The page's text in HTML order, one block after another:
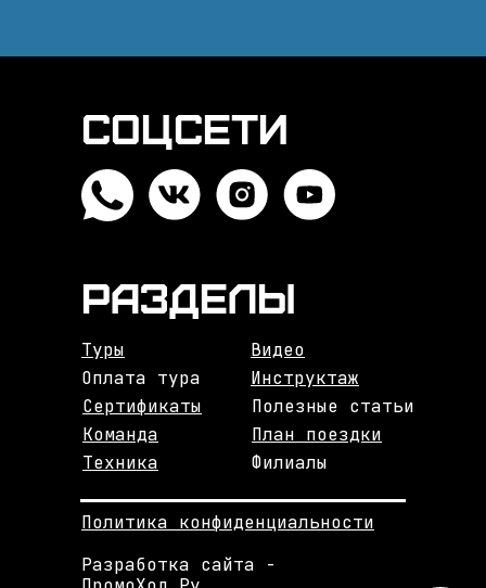
Соцсети
Разработка сайта -
Разделы
Туры
Оплата тура
Сертификаты
Команда
Видео
Инструктаж
Полезные статьи
Техника
План поездки
Филиалы
Политика конфиденциальности